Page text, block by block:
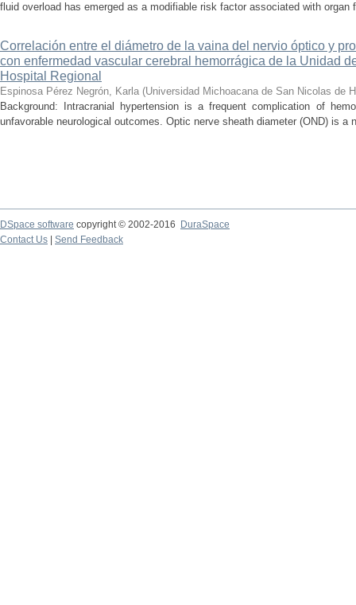
fluid overload has emerged as a modifiable risk factor associated with organ
Correlación entre el diámetro de la vaina del nervio óptico y
con enfermedad vascular cerebral hemorrágica de la Unidad
Hospital Regional
Espinosa Pérez Negrón, Karla (Universidad Michoacana de San Nicolas de
Background: Intracranial hypertension is a frequent complication of
unfavorable neurological outcomes. Optic nerve sheath diameter (OND) is a
DSpace software copyright © 2002-2016
DuraSpace
Contact Us
Send Feedback